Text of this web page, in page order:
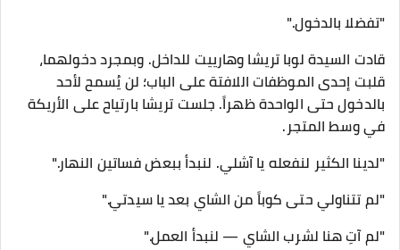
​"تفضلا بالدخول."
قادت السيدة لوبا تريشا وهارييت للداخل. وبمجرد دخولهما،
قلبت إحدى الموظفات اللافتة على الباب؛ لن يُسمح لأحد
بالدخول حتى الواحدة ظهراً. جلست تريشا بارتياح على الأريكة
في وسط المتجر.
"لدينا الكثير لنفعله يا آشلي. لنبدأ ببعض فساتين النهار."
"لم تتناولي حتى كوباً من الشاي بعد يا سيدتي."
"لم آتِ هنا لشرب الشاي — لنبدأ العمل."